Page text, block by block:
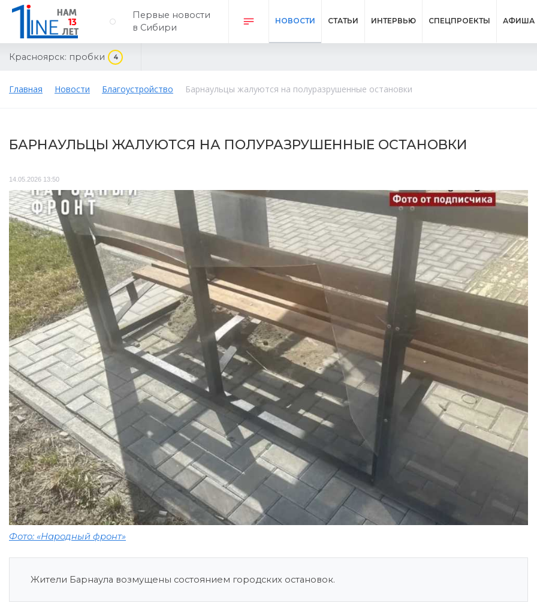
Первые новости
в Сибири
НОВОСТИ СТАТЬИ ИНТЕРВЬЮ СПЕЦПРОЕКТЫ АФИША
Красноярск: пробки 4
Главная Новости Благоустройство Барнаульцы жалуются на полуразрушенные остановки
БАРНАУЛЬЦЫ ЖАЛУЮТСЯ НА ПОЛУРАЗРУШЕННЫЕ ОСТАНОВКИ
14.05.2026 13:50
Фото: «Народный фронт»
Жители Барнаула возмущены состоянием городских остановок.